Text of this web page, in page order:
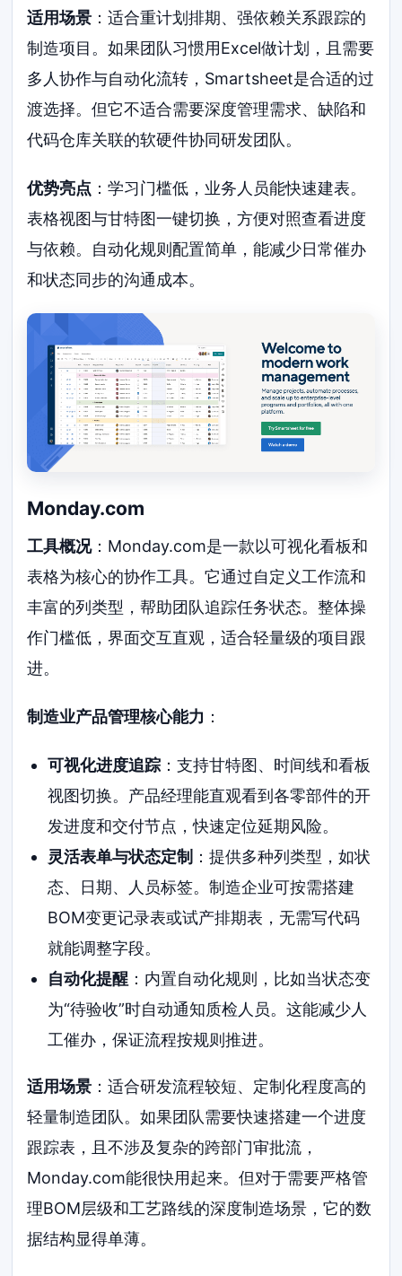
适用场景 ：适合重计划排期、强依赖关系跟踪的
制造项目。如果团队习惯用Excel做计划，且需要
多人协作与自动化流转，Smartsheet是合适的过
渡选择。但它不适合需要深度管理需求、缺陷和
代码仓库关联的软硬件协同研发团队。
优势亮点 ：学习门槛低，业务人员能快速建表。
表格视图与甘特图一键切换，方便对照查看进度
与依赖。自动化规则配置简单，能减少日常催办
和状态同步的沟通成本。
Monday.com
工具概况：Monday.com是一款以可视化看板和
表格为核心的协作工具。它通过自定义工作流和
丰富的列类型，帮助团队追踪任务状态。整体操
作门槛低，界面交互直观，适合轻量级的项目跟
进。
制造业产品管理核心能力 ：
可视化进度追踪：支持甘特图、时间线和看板
视图切换。产品经理能直观看到各零部件的开
发进度和交付节点，快速定位延期风险。
灵活表单与状态定制 ：提供多种列类型，如状
态、日期、人员标签。制造企业可按需搭建
BOM变更记录表或试产排期表，无需写代码
就能调整字段。
自动化提醒：内置自动化规则，比如当状态变
为“待验收”时自动通知质检人员。这能减少人
工催办，保证流程按规则推进。
适用场景 ：适合研发流程较短、定制化程度高的
轻量制造团队。如果团队需要快速搭建一个进度
跟踪表，且不涉及复杂的跨部门审批流，
Monday.com能很快用起来。但对于需要严格管
理BOM层级和工艺路线的深度制造场景，它的数
据结构显得单薄。